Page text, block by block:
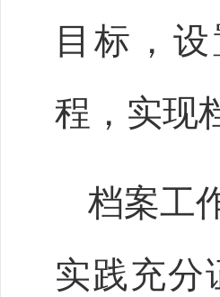
目标，
程，实现
档案工
实践充分